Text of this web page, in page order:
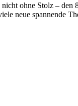
ohne Stolz –
neue spannende